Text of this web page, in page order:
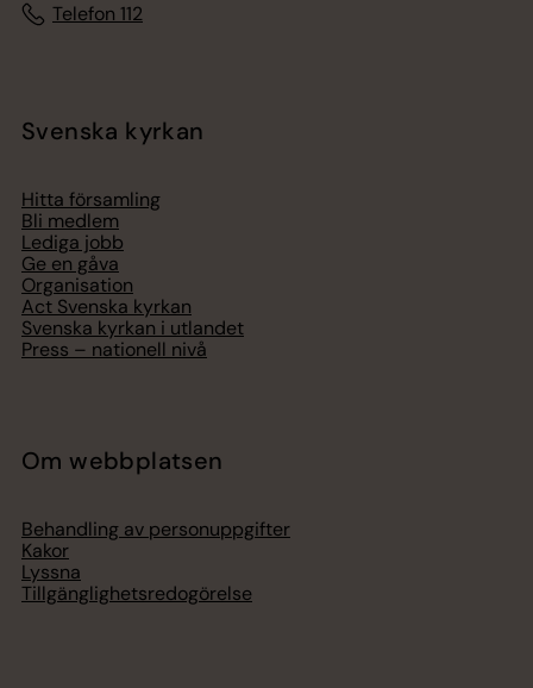
Telefon 112
Svenska kyrkan
Hitta församling
Bli medlem
Lediga jobb
Ge en gåva
Organisation
Act Svenska kyrkan
Svenska kyrkan i utlandet
Press – nationell nivå
Om webbplatsen
Behandling av personuppgifter
Kakor
Lyssna
Tillgänglighetsredogörelse